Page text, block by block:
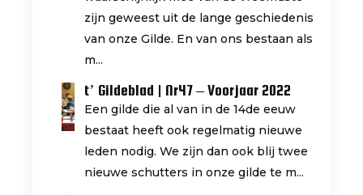
zijn geweest uit de lange geschiedenis
van onze Gilde. En van ons bestaan als
m...
t’ Gildeblad | Nr47 – Voorjaar 2022
Een gilde die al van in de 14de eeuw
bestaat heeft ook regelmatig nieuwe
leden nodig. We zijn dan ook blij twee
nieuwe schutters in onze gilde te m...